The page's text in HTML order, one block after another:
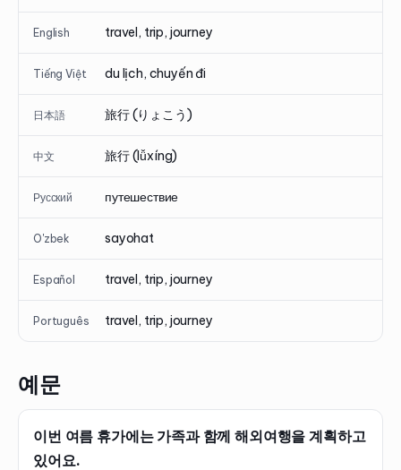
English travel, trip, journey
Tiếng Việt du lịch, chuyến đi
日本語 旅行 (りょこう)
中文 旅行 (lǚxíng)
Русский путешествие
O'zbek sayohat
Español travel, trip, journey
Português travel, trip, journey
예문
이번 여름 휴가에는 가족과 함께 해외여행을 계획하고
있어요.